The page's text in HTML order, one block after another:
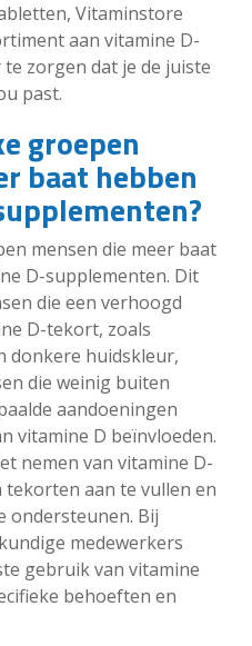
Vitaminstore
aan vitamine D-
zorgen dat je de juiste
past.
groepen
baat hebben
mensen die meer baat
D-supplementen. Dit
die een verhoogd
D-tekort, zoals
donkere huidskleur,
die weinig buiten
aandoeningen
vitamine D beïnvloeden.
nemen van vitamine D-
aan te vullen en
ondersteunen. Bij
medewerkers
gebruik van vitamine
behoeften en